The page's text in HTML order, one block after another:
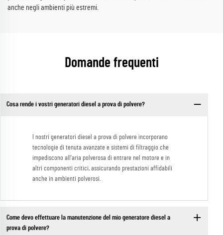
anche negli ambienti più estremi.
Domande frequenti
Cosa rende i vostri generatori diesel a prova di polvere?
I nostri generatori diesel a prova di polvere incorporano
tecnologie di tenuta avanzate e sistemi di filtraggio che
impediscono all'aria polverosa di entrare nel motore e in
altri componenti critici, assicurando prestazioni affidabili
anche in ambienti polverosi.
Come devo effettuare la manutenzione del mio generatore diesel a
prova di polvere?